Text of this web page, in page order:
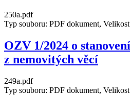
250a.pdf
Typ souboru: PDF dokument,
OZV 1/2024 o
z nemovitých věcí
249a.pdf
Typ souboru: PDF dokument,